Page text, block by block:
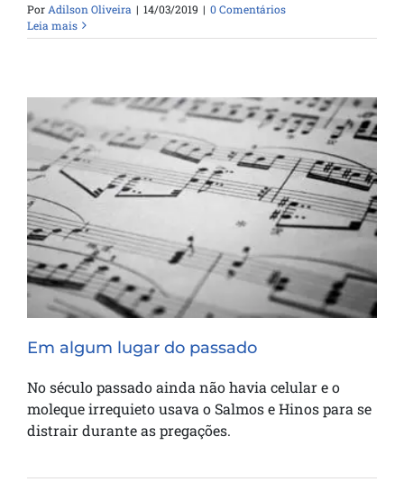
Por Adilson Oliveira | 14/03/2019 | 0 Comentários
Leia mais
Em algum lugar do passado
Em algum lugar do passado
No século passado ainda não havia celular e o
moleque irrequieto usava o Salmos e Hinos para se
distrair durante as pregações.